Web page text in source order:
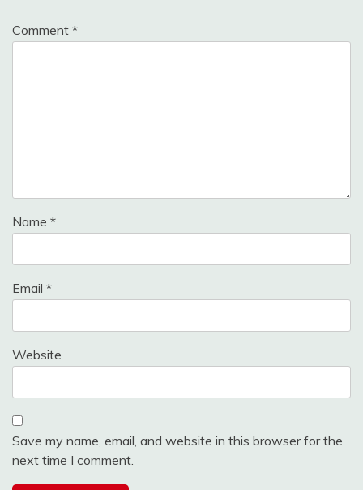
Comment *
Name *
Email *
Website
Save my name, email, and website in this browser for the
next time I comment.